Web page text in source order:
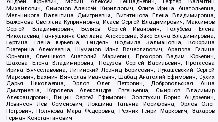
Андрей Юрьевич, Мосин Алексей Геннадьевич, Гефтер Валентин
Михайлович, Симонов Алексей Кириллович, Флиге Ирина Анатольевна,
Мельникова Валентина Дмитриевна, Вититинова Елена Владимировна,
Баженова Светлана Куприяновна, Исаев Сергей Владимирович, Максимов
Сергей Владимирович, Беляев Сергей Иванович, Голубева Елена
Николаевна, Ганнушкина Светлана Алексеевна, Закс Елена Владимировна,
Буртина Елена Юрьевна, Гендель Людмила Залмановна, Кокорина
Екатерина Алексеевна, Шуманов Илья Вячеславович, Арапова Галина
Юрьевна, Свечников Анатолий Мариевич, Прохоров Вадим Юрьевич,
Шахова Елена Владимировна, Подузов Сергей Васильевич, Протасова
Ирина Вячеславовна, Литинский Леонид Борисович, Лукашевский Сергей
Маркович, Бахмин Вячеслав Иванович, Шабад Анатолий Ефимович, Сухих
Дарья Николаевна, Орлов Олег Петрович, Добровольская Анна
Дмитриевна, Королева Александра Евгеньевна, Смирнов Владимир
Александрович, Вицин Сергей Ефимович, Золотухин Борис Андреевич,
Левинсон Лев Семенович, Локшина Татьяна Иосифовна, Орлов Олег
Петрович, Полякова Мара Федоровна, Резник Генри Маркович, Захаров
Герман Константинович